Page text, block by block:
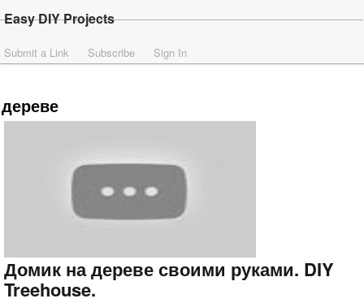
Easy DIY Projects
Submit a Link Subscribe Sign In
дереве
Домик на дереве своими руками. DIY
Treehouse.